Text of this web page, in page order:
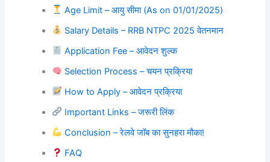
Age Limit – आयु सीमा (As on 01/01/2025)
Salary Details – RRB NTPC 2025 वेतनमान
Application Fee – आवेदन शुल्क
Selection Process – चयन प्रक्रिया
How to Apply – आवेदन प्रक्रिया
Important Links – जरूरी लिंक
Conclusion – रेलवे जॉब का सुनहरा मौका!
FAQ